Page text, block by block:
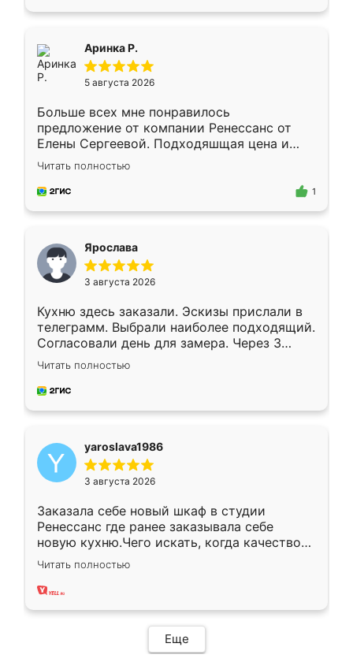
Аринка Р.
5 августа 2026
Больше всех мне понравилось
предложение от компании Ренессанс от
Елены Сергеевой. Подходяшщая цена и
короткие сроки изготовления. Приехавший
для замера сотрудник Владислав
предложил по моему эскизу самый
Читать полностью
1
Ярослава
3 августа 2026
Кухню здесь заказали. Эскизы прислали в
телеграмм. Выбрали наиболее подходящий.
Согласовали день для замера. Через 3
недели кухня была уже готова. Остались
довольны работой. Спасибо Ренессанс
мебель за качественную работу!
Читать полностью
yaroslava1986
3 августа 2026
Заказала себе новый шкаф в студии
Ренессанс где ранее заказывала себе
новую кухню.Чего искать, когда качеством
вполне довольна. Служит кухня уже почти
два года, нареканий нет.
Читать полностью
Еще